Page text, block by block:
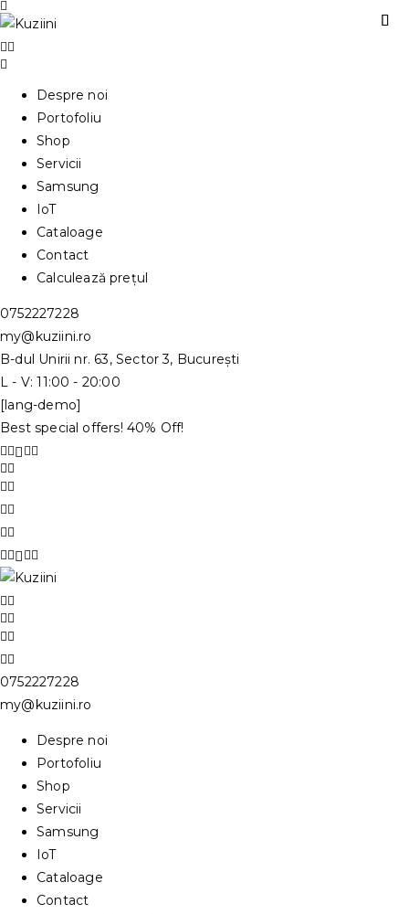
Despre noi
Portofoliu
Shop
Servicii
Samsung
IoT
Cataloage
Contact
Calculează prețul
0752227228
my@kuziini.ro
B-dul Unirii nr. 63, Sector 3, București
L - V: 11:00 - 20:00
[lang-demo]
Best special offers! 40% Off!
0752227228
my@kuziini.ro
Despre noi
Portofoliu
Shop
Servicii
Samsung
IoT
Cataloage
Contact